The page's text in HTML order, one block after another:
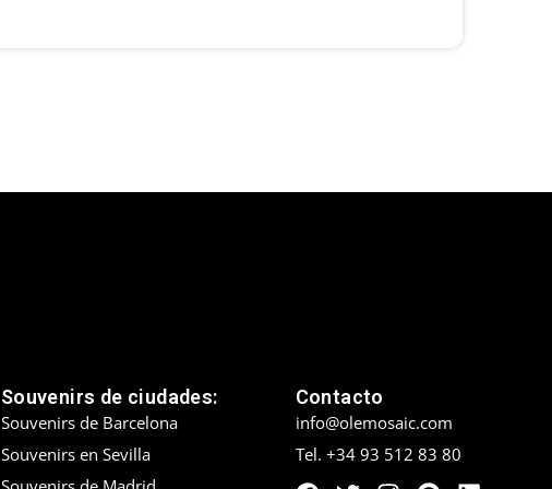
Souvenirs de ciudades:
Souvenirs de Barcelona
Souvenirs en Sevilla
Contacto
info@olemosaic.com
Tel. +34 93 512 83 80